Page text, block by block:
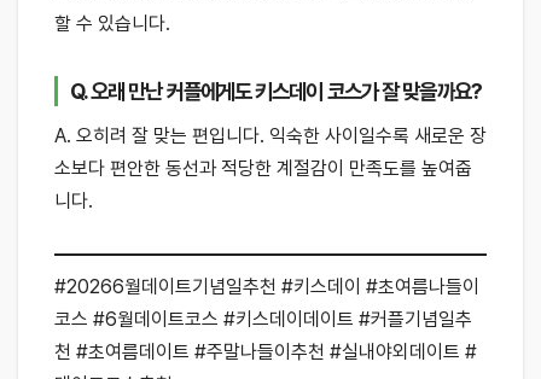
할 수 있습니다.
Q. 오래 만난 커플에게도 키스데이 코스가 잘 맞을까요?
A. 오히려 잘 맞는 편입니다. 익숙한 사이일수록 새로운 장
소보다 편안한 동선과 적당한 계절감이 만족도를 높여줍
니다.
#20266월데이트기념일추천 #키스데이 #초여름나들이
코스 #6월데이트코스 #키스데이데이트 #커플기념일추
천 #초여름데이트 #주말나들이추천 #실내야외데이트 #